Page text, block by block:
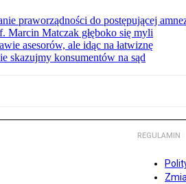
praworządności do postępującej
Marcin Matczak głęboko się myli
asesorów, ale idąc na łatwiznę
skazujmy konsumentów na sąd
REGULAMIN